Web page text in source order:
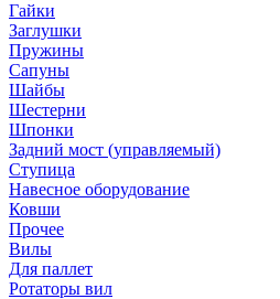
Гайки
Заглушки
Пружины
Сапуны
Шайбы
Шестерни
Шпонки
Задний мост (управляемый)
Ступица
Навесное оборудование
Ковши
Прочее
Вилы
Для паллет
Ротаторы вил